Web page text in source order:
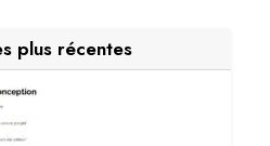
plus récentes